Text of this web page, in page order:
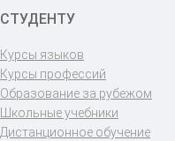
СТУДЕНТУ
Курсы языков
Курсы профессий
Образование за рубежом
Школьные учебники
Дистанционное обучение